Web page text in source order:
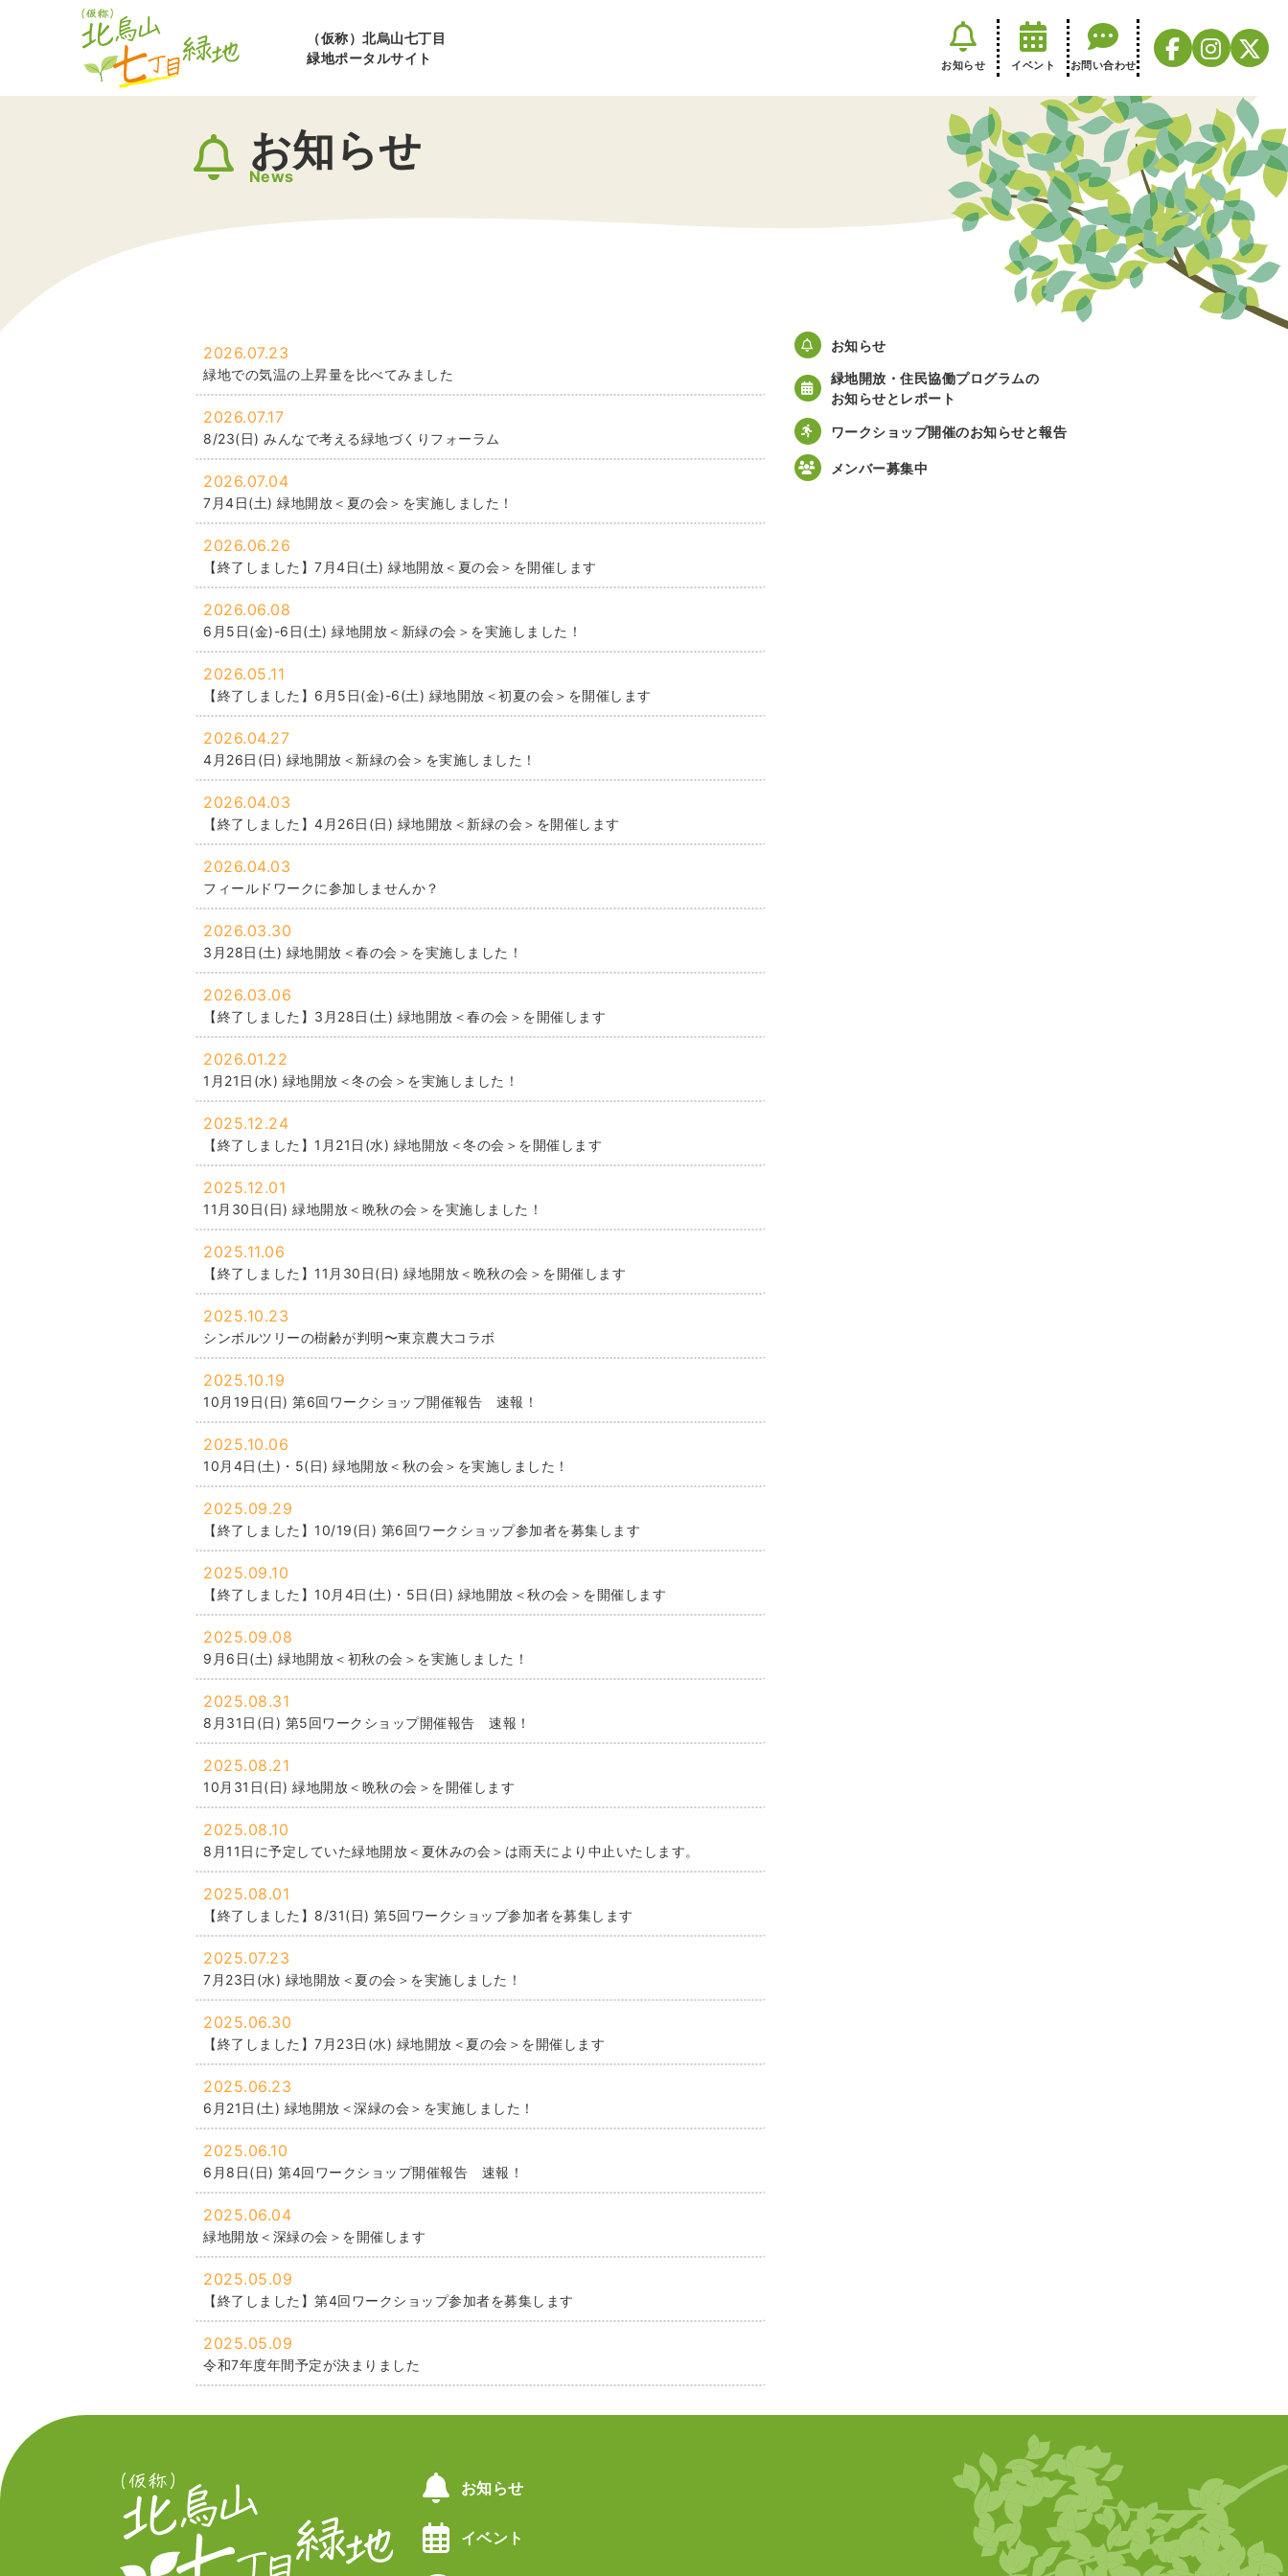
（仮称）北烏山七丁目
緑地ポータルサイト
お知らせ イベント お問い合わせ
お知らせ
News
2026.07.23
緑地での気温の上昇量を比べてみました
2026.07.17
8/23(日) みんなで考える緑地づくりフォーラム
2026.07.04
7月4日(土) 緑地開放＜夏の会＞を実施しました！
2026.06.26
【終了しました】7月4日(土) 緑地開放＜夏の会＞を開催します
2026.06.08
6月5日(金)-6日(土) 緑地開放＜新緑の会＞を実施しました！
2026.05.11
【終了しました】6月5日(金)-6(土) 緑地開放＜初夏の会＞を開催します
2026.04.27
4月26日(日) 緑地開放＜新緑の会＞を実施しました！
2026.04.03
【終了しました】4月26日(日) 緑地開放＜新緑の会＞を開催します
2026.04.03
フィールドワークに参加しませんか？
2026.03.30
3月28日(土) 緑地開放＜春の会＞を実施しました！
2026.03.06
【終了しました】3月28日(土) 緑地開放＜春の会＞を開催します
2026.01.22
1月21日(水) 緑地開放＜冬の会＞を実施しました！
2025.12.24
【終了しました】1月21日(水) 緑地開放＜冬の会＞を開催します
2025.12.01
11月30日(日) 緑地開放＜晩秋の会＞を実施しました！
2025.11.06
【終了しました】11月30日(日) 緑地開放＜晩秋の会＞を開催します
2025.10.23
シンボルツリーの樹齢が判明〜東京農大コラボ
2025.10.19
10月19日(日) 第6回ワークショップ開催報告 速報！
2025.10.06
10月4日(土)・5(日) 緑地開放＜秋の会＞を実施しました！
2025.09.29
【終了しました】10/19(日) 第6回ワークショップ参加者を募集します
2025.09.10
【終了しました】10月4日(土)・5日(日) 緑地開放＜秋の会＞を開催します
2025.09.08
9月6日(土) 緑地開放＜初秋の会＞を実施しました！
2025.08.31
8月31日(日) 第5回ワークショップ開催報告 速報！
2025.08.21
10月31日(日) 緑地開放＜晩秋の会＞を開催します
2025.08.10
8月11日に予定していた緑地開放＜夏休みの会＞は雨天により中止いたします。
2025.08.01
【終了しました】8/31(日) 第5回ワークショップ参加者を募集します
2025.07.23
7月23日(水) 緑地開放＜夏の会＞を実施しました！
2025.06.30
【終了しました】7月23日(水) 緑地開放＜夏の会＞を開催します
2025.06.23
6月21日(土) 緑地開放＜深緑の会＞を実施しました！
2025.06.10
6月8日(日) 第4回ワークショップ開催報告 速報！
2025.06.04
緑地開放＜深緑の会＞を開催します
2025.05.09
【終了しました】第4回ワークショップ参加者を募集します
2025.05.09
令和7年度年間予定が決まりました
お知らせ
緑地開放・住民協働プログラムの
お知らせとレポート
ワークショップ開催のお知らせと報告
メンバー募集中
お知らせ
イベント